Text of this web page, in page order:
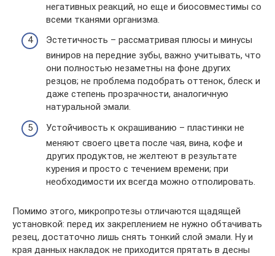
негативных реакций, но еще и биосовместимы со
всеми тканями организма.
Эстетичность – рассматривая плюсы и минусы
виниров на передние зубы, важно учитывать, что
они полностью незаметны на фоне других
резцов; не проблема подобрать оттенок, блеск и
даже степень прозрачности, аналогичную
натуральной эмали.
Устойчивость к окрашиванию – пластинки не
меняют своего цвета после чая, вина, кофе и
других продуктов, не желтеют в результате
курения и просто с течением времени; при
необходимости их всегда можно отполировать.
Помимо этого, микропротезы отличаются щадящей
установкой: перед их закреплением не нужно обтачивать
резец, достаточно лишь снять тонкий слой эмали. Ну и
края данных накладок не приходится прятать в десны